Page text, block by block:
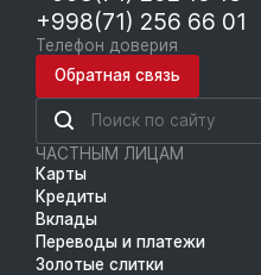
+998(71) 256 66 01
Телефон доверия
Обратная связь
ЧАСТНЫМ ЛИЦАМ
Карты
Кредиты
Вклады
Переводы и платежи
Золотые слитки